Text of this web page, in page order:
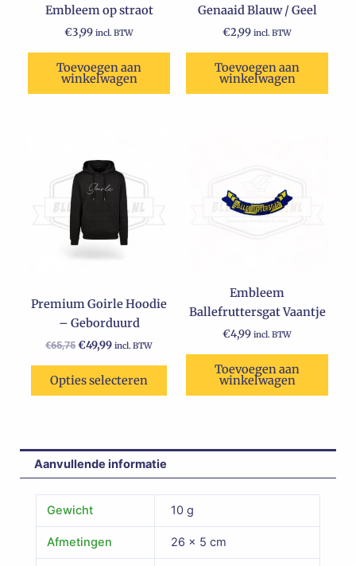
Embleem op straot
€3,99 incl. BTW
Toevoegen aan
winkelwagen
Genaaid Blauw / Geel
€2,99 incl. BTW
Toevoegen aan
winkelwagen
Premium Goirle Hoodie
– Geborduurd
€65,75
was:
€65,75.
€49,99
is:
€49,99.
incl. BTW
Opties selecteren
product
heeft
meerdere
variaties.
Deze
worden
op
de
productpagina
Embleem
Ballefruttersgat Vaantje
€4,99 incl. BTW
Toevoegen aan
winkelwagen
Aanvullende informatie
Gewicht 10 g
Afmetingen 26 × 5 cm